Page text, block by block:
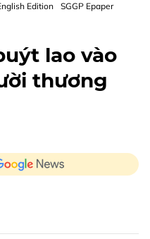
Edition SGGP Epaper
lao vào
thương